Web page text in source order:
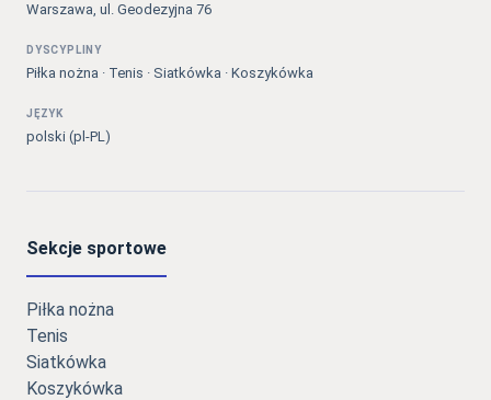
Warszawa, ul. Geodezyjna 76
DYSCYPLINY
Piłka nożna · Tenis · Siatkówka · Koszykówka
JĘZYK
polski (pl-PL)
Sekcje sportowe
Piłka nożna
Tenis
Siatkówka
Koszykówka